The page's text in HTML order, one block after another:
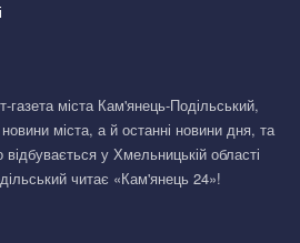
міста Кам'янець-Подільський,
міста, а й останні новини дня, та
у Хмельницькій області
читає «Кам'янець 24»!